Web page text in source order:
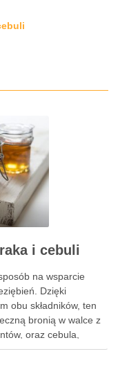
i cebuli
na wsparcie
Dzięki
obu składników, ten
bronią w walce z
oraz cebula,
tworzą